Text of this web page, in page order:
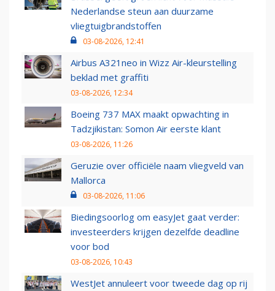
Nederlandse steun aan duurzame
vliegtuigbrandstoffen
03-08-2026, 12:41
Airbus A321neo in Wizz Air-kleurstelling
beklad met graffiti
03-08-2026, 12:34
Boeing 737 MAX maakt opwachting in
Tadzjikistan: Somon Air eerste klant
03-08-2026, 11:26
Geruzie over officiële naam vliegveld van
Mallorca
03-08-2026, 11:06
Biedingsoorlog om easyJet gaat verder:
investeerders krijgen dezelfde deadline
voor bod
03-08-2026, 10:43
WestJet annuleert voor tweede dag op rij